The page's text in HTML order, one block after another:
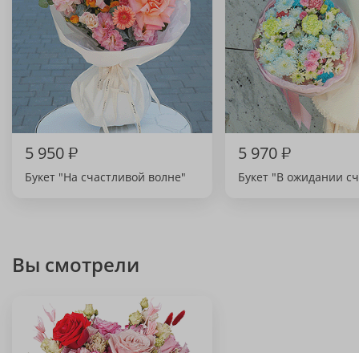
5 950₽
Букет "На счастливой волне"
5 970₽
Букет "В ожидании
Вы смотрели